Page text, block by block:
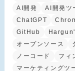
AI開発
AI開発ツ
ChatGPT
GitHub
オープンソース
ノーコード
フィ
マーケティングツ